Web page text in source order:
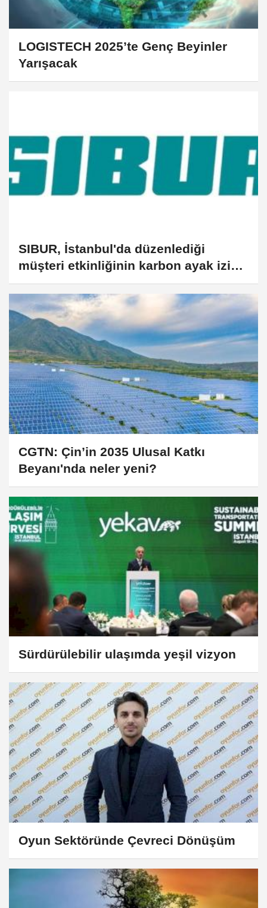
LOGISTECH 2025’te Genç Beyinler
Yarışacak
SIBUR, İstanbul'da düzenlediği
müşteri etkinliğinin karbon ayak izini
telafi etti
CGTN: Çin’in 2035 Ulusal Katkı
Beyanı'nda neler yeni?
Sürdürülebilir ulaşımda yeşil vizyon
Oyun Sektöründe Çevreci Dönüşüm